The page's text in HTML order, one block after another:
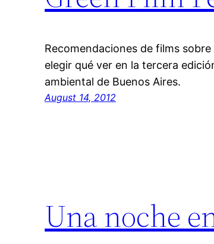
Recomendaciones de films
elegir qué ver en la tercera
ambiental de Buenos Aires.
August 14, 2012
Una noche